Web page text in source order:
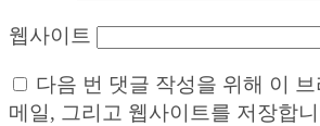
웹사이트
다음 번 댓글 작성을 위해 이 브
메일, 그리고 웹사이트를 저장합